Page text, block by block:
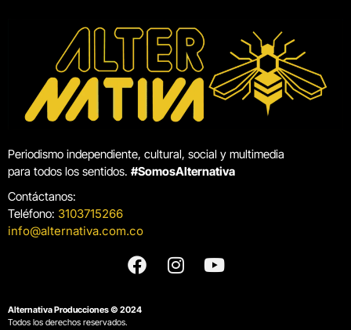
Periodismo independiente, cultural, social y multimedia
para todos los sentidos. #SomosAlternativa
Contáctanos:
Teléfono: 3103715266
info@alternativa.com.co
Alternativa Producciones © 2024
Todos los derechos reservados.